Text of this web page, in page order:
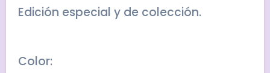
Edición especial y de colección.
Color: